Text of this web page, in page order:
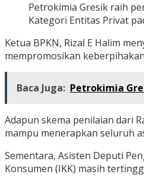
Petrokimia Gresik raih
Kategori Entitas Privat
Ketua BPKN, Rizal E Halim
mempromosikan
Baca Juga: Petrokimia
Adapun skema penilaian dari
mampu menerapkan seluruh
Sementara, Asisten Deputi
Konsumen (IKK) masih